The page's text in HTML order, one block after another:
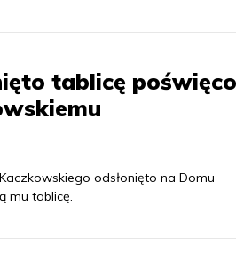
tablicę
odsłonięto na Domu
mu tablicę.